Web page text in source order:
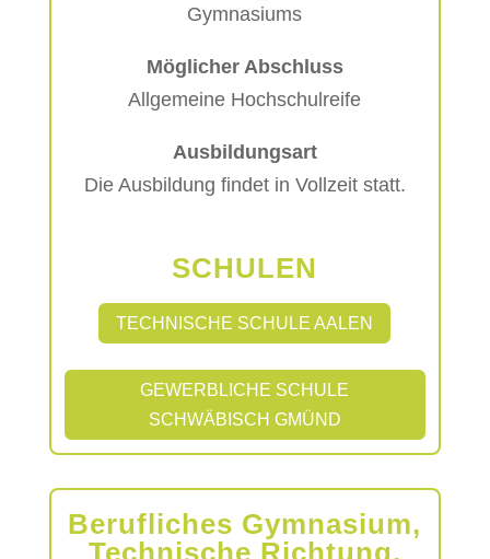
Gymnasiums
Möglicher Abschluss
Allgemeine Hochschulreife
Ausbildungsart
Die Ausbildung findet in Vollzeit statt.
SCHULEN
TECHNISCHE SCHULE AALEN
GEWERBLICHE SCHULE
SCHWÄBISCH GMÜND
Berufliches Gymnasium,
Technische Richtung,